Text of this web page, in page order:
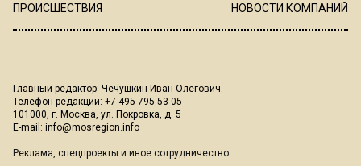
ПРОИСШЕСТВИЯ
НОВОСТИ КОМПАНИЙ
Главный редактор: Чечушкин Иван Олегович.
Телефон редакции: +7 495 795-53-05
101000, г. Москва, ул. Покровка, д. 5
E-mail: info@mosregion.info
Реклама, спецпроекты и иное сотрудничество: